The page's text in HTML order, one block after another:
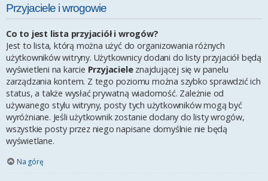
Przyjaciele i wrogowie
Co to jest lista przyjaciół i wrogów?
Jest to lista, którą można użyć do organizowania różnych
użytkowników witryny. Użytkownicy dodani do listy przyjaciół będą
wyświetleni na karcie Przyjacieleznajdującej się w panelu
zarządzania kontem. Z tego poziomu można szybko sprawdzić ich
status, a także wysłać prywatną wiadomość. Zależnie od
używanego stylu witryny, posty tych użytkowników mogą być
wyróżniane. Jeśli użytkownik zostanie dodany do listy wrogów,
wszystkie posty przez niego napisane domyślnie nie będą
wyświetlane.
Na górę